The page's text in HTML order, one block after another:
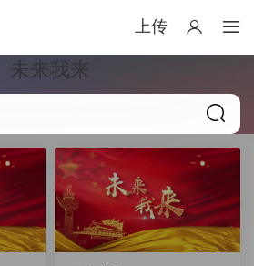
上传
未来我来